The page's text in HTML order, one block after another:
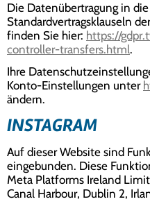
Die Datenübertragung in
Standardvertragsklauseln
finden Sie hier: https://
controller-transfers.html.
Ihre
Konto-Einstellungen unter
ändern.
INSTAGRAM
Auf dieser Website sind
eingebunden. Diese
Meta Platforms Ireland
Canal Harbour, Dublin 2,